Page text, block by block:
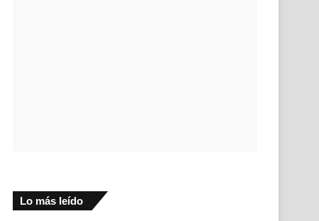
Lo más leído